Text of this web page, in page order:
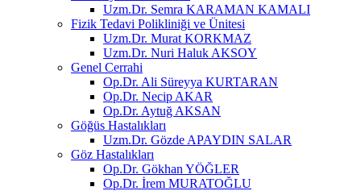
Uzm.Dr. Semra KARAMAN KAMALI
Fizik Tedavi Polikliniği ve Ünitesi
Uzm.Dr. Murat KORKMAZ
Uzm.Dr. Nuri Haluk AKSOY
Genel Cerrahi
Op.Dr. Ali Süreyya KURTARAN
Op.Dr. Necip AKAR
Op.Dr. Aytuğ AKSAN
Göğüs Hastalıkları
Uzm.Dr. Gözde APAYDIN SALAR
Göz Hastalıkları
Op.Dr. Gökhan YÖĞLER
Op.Dr. İrem MURATOĞLU